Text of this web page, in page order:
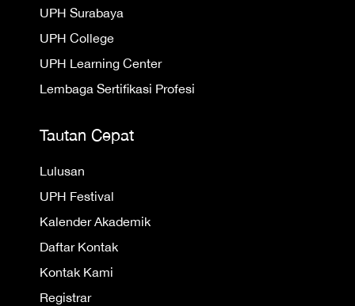
UPH Surabaya
UPH College
UPH Learning Center
Lembaga Sertifikasi Profesi
Tautan Cepat
Lulusan
UPH Festival
Kalender Akademik
Daftar Kontak
Kontak Kami
Registrar